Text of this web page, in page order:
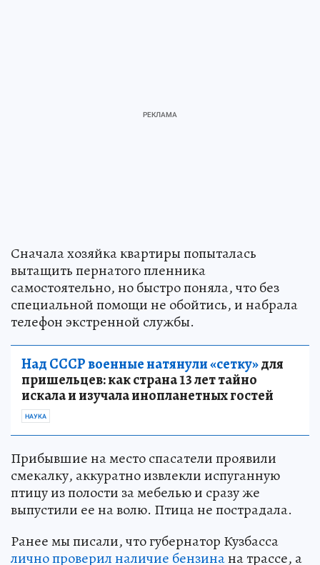
Сначала хозяйка квартиры попыталась
вытащить пернатого пленника
самостоятельно, но быстро поняла, что без
специальной помощи не обойтись, и набрала
телефон экстренной службы.
Над СССР военные натянули «сетку»для
пришельцев: как страна 13 лет тайно
искала и изучала инопланетных гостей
НАУКА
Прибывшие на место спасатели проявили
смекалку, аккуратно извлекли испуганную
птицу из полости за мебелью и сразу же
выпустили ее на волю. Птица не пострадала.
Ранее мы писали, что губернатор Кузбасса
лично проверил наличие бензинана трассе, а